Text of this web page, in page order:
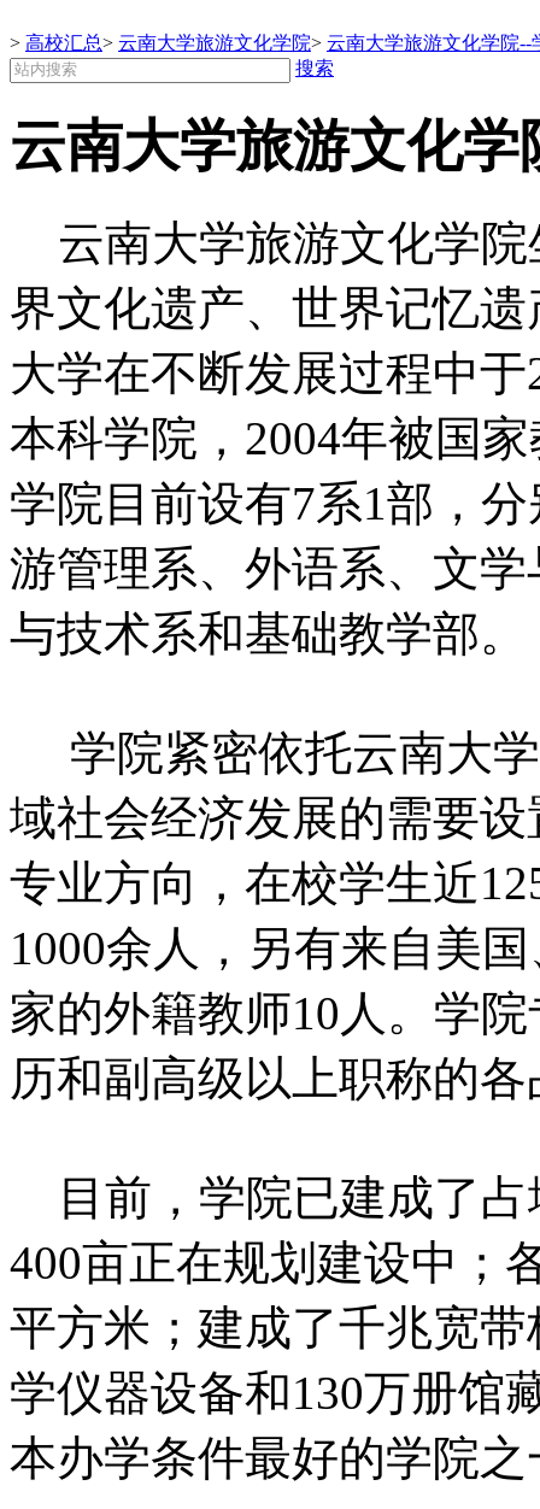
> 高校汇总> 云南大学旅游文化学院> 云南大学旅游文化学院--
搜索
云南大学旅游文化
云南大学旅游文化学院
界文化遗产、世界记忆
大学在不断发展过程中
本科学院，2004年被国
学院目前设有7系1部，
游管理系、外语系、文
与技术系和基础教学部。
学院紧密依托云南大
域社会经济发展的需要
专业方向，在校学生近
1000余人，另有来自美
家的外籍教师10人。学
历和副高级以上职称的
目前，学院已建成了占
400亩正在规划建设中；
平方米；建成了千兆宽
学仪器设备和130万册馆
本办学条件最好的学院之